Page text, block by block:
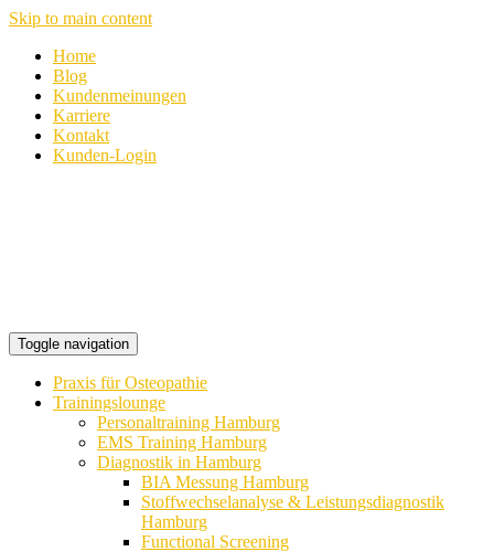
Skip to main content
Home
Blog
Kundenmeinungen
Karriere
Kontakt
Kunden-Login
Toggle navigation
Praxis für Osteopathie
Trainingslounge
Personaltraining Hamburg
EMS Training Hamburg
Diagnostik in Hamburg
BIA Messung Hamburg
Stoffwechselanalyse & Leistungsdiagnostik
Hamburg
Functional Screening